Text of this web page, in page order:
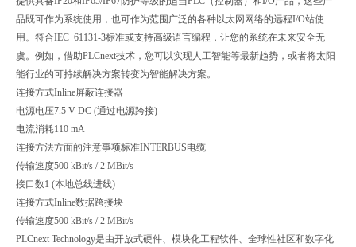
品既可作为系统使用，也可作为范围广泛的各种以太网网络的远程I/O站使
用。符合IEC 61131-3标准或支持高级语言编程，让您的系统在未来安全无
虞。例如，借助PLCnext技术，您可以实现人工智能等最新趋势，或者将太阳
能行业的可持续解决方案转变为智能解决方案。
连接方式Inline屏蔽连接器
电源电压7.5 V DC (通过电源跨接)
电流消耗110 mA
连接方法方面的注意事项标准INTERBUS电缆
传输速度500 kBit/s / 2 MBit/s
接口数1 (本地总线进线)
连接方式Inline数据跨接块
传输速度500 kBit/s / 2 MBit/s
PLCnext Technology是由开放式硬件、模块化工程软件、全球性社区和数字化